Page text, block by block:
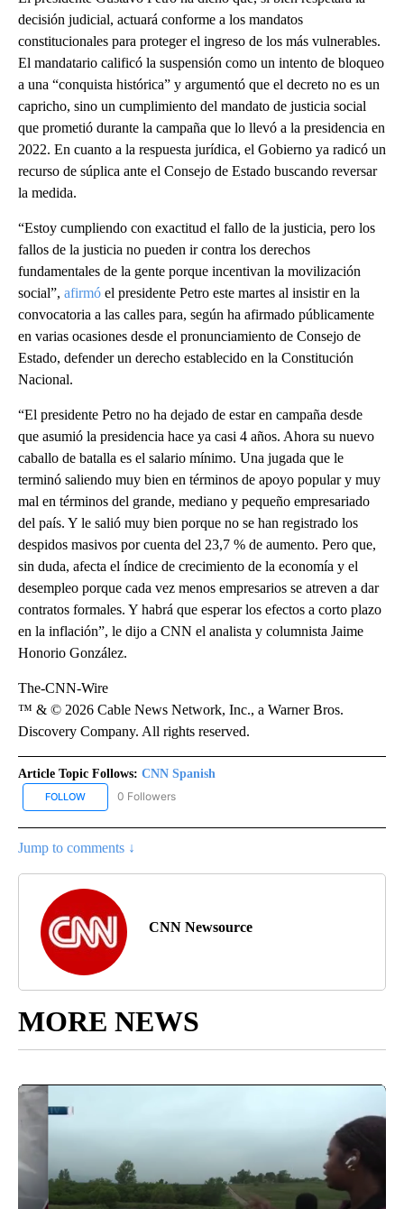
decisión judicial, actuará conforme a los mandatos
constitucionales para proteger el ingreso de los más vulnerables.
El mandatario calificó la suspensión como un intento de bloqueo
a una “conquista histórica” y argumentó que el decreto no es un
capricho, sino un cumplimiento del mandato de justicia social
que prometió durante la campaña que lo llevó a la presidencia en
2022. En cuanto a la respuesta jurídica, el Gobierno ya radicó un
recurso de súplica ante el Consejo de Estado buscando reversar
la medida.
“Estoy cumpliendo con exactitud el fallo de la justicia, pero los
fallos de la justicia no pueden ir contra los derechos
fundamentales de la gente porque incentivan la movilización
social”, afirmó el presidente Petro este martes al insistir en la
convocatoria a las calles para, según ha afirmado públicamente
en varias ocasiones desde el pronunciamiento de Consejo de
Estado, defender un derecho establecido en la Constitución
Nacional.
“El presidente Petro no ha dejado de estar en campaña desde
que asumió la presidencia hace ya casi 4 años. Ahora su nuevo
caballo de batalla es el salario mínimo. Una jugada que le
terminó saliendo muy bien en términos de apoyo popular y muy
mal en términos del grande, mediano y pequeño empresariado
del país. Y le salió muy bien porque no se han registrado los
despidos masivos por cuenta del 23,7 % de aumento. Pero que,
sin duda, afecta el índice de crecimiento de la economía y el
desempleo porque cada vez menos empresarios se atreven a dar
contratos formales. Y habrá que esperar los efectos a corto plazo
en la inflación”, le dijo a CNN el analista y columnista Jaime
Honorio González.
The-CNN-Wire
™ & © 2026 Cable News Network, Inc., a Warner Bros.
Discovery Company. All rights reserved.
Article Topic Follows: CNN Spanish
FOLLOW FOLLOW "CNN SPANISH" TO RECEIVE NOTIFICATIONS ABOUT
0 Followers
Jump to comments ↓
CNN Newsource
MORE NEWS